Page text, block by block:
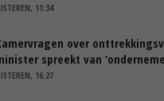
11:34
over
spreekt van
16:27